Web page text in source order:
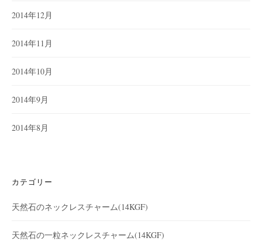
2014年12月
2014年11月
2014年10月
2014年9月
2014年8月
カテゴリー
天然石のネックレスチャーム(14KGF)
天然石の一粒ネックレスチャーム(14KGF)